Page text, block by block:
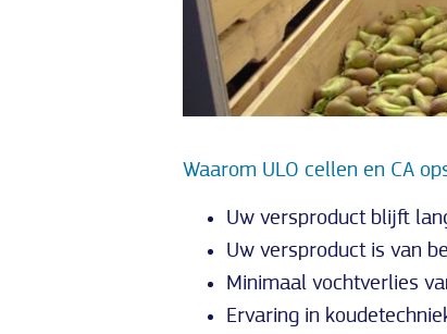
Waarom ULO cellen en CA
Uw versproduct blijft
Uw versproduct is van
Minimaal vochtverlies
Ervaring in